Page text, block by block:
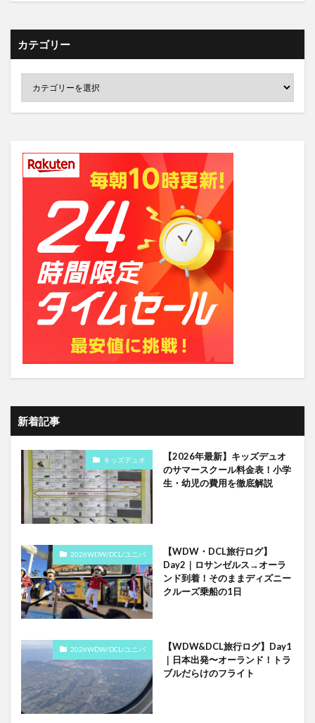
カテゴリー
新着記事
キッズデュオ
【2026年最新】キッズデュオ
のサマースクール料金表！小学
生・幼児の費用を徹底解説
2026WDW/DCL/ユニバ
【WDW・DCL旅行ログ】
Day2｜ロサンゼルス→オーラ
ンド到着！そのままディズニー
クルーズ乗船の1日
2026WDW/DCL/ユニバ
【WDW&DCL旅行ログ】Day1
｜日本出発〜オーランド！トラ
ブルだらけのフライト